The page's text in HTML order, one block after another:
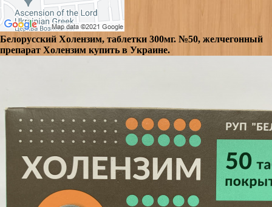
Белорусский Холензим, таблетки 300мг. №50, желчегонный
препарат Холензим купить в Украине.